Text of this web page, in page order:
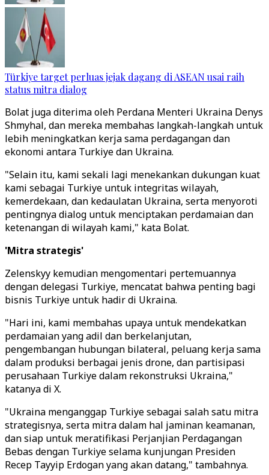
Türkiye target perluas jejak dagang di ASEAN usai raih
status mitra dialog
Bolat juga diterima oleh Perdana Menteri Ukraina Denys
Shmyhal, dan mereka membahas langkah-langkah untuk
lebih meningkatkan kerja sama perdagangan dan
ekonomi antara Turkiye dan Ukraina.
"Selain itu, kami sekali lagi menekankan dukungan kuat
kami sebagai Turkiye untuk integritas wilayah,
kemerdekaan, dan kedaulatan Ukraina, serta menyoroti
pentingnya dialog untuk menciptakan perdamaian dan
ketenangan di wilayah kami," kata Bolat.
'Mitra strategis'
Zelenskyy kemudian mengomentari pertemuannya
dengan delegasi Turkiye, mencatat bahwa penting bagi
bisnis Turkiye untuk hadir di Ukraina.
"Hari ini, kami membahas upaya untuk mendekatkan
perdamaian yang adil dan berkelanjutan,
pengembangan hubungan bilateral, peluang kerja sama
dalam produksi berbagai jenis drone, dan partisipasi
perusahaan Turkiye dalam rekonstruksi Ukraina,"
katanya di X.
"Ukraina menganggap Turkiye sebagai salah satu mitra
strategisnya, serta mitra dalam hal jaminan keamanan,
dan siap untuk meratifikasi Perjanjian Perdagangan
Bebas dengan Turkiye selama kunjungan Presiden
Recep Tayyip Erdogan yang akan datang," tambahnya.